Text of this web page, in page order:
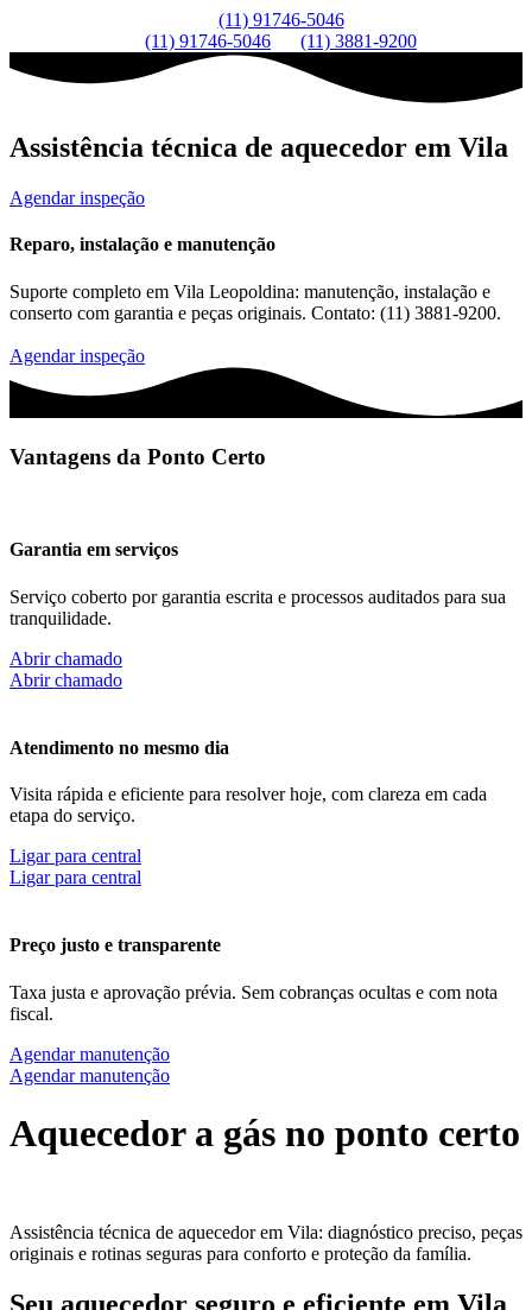
(11) 91746-5046
(11) 91746-5046
(11) 3881-9200
Assistência técnica de aquecedor em Vila
Agendar inspeção
Reparo, instalação e manutenção
Suporte completo em Vila Leopoldina: manutenção, instalação e
conserto com garantia e peças originais. Contato: (11) 3881-9200.
Agendar inspeção
Vantagens da Ponto Certo
Garantia em serviços
Serviço coberto por garantia escrita e processos auditados para sua
tranquilidade.
Abrir chamado
Abrir chamado
Atendimento no mesmo dia
Visita rápida e eficiente para resolver hoje, com clareza em cada
etapa do serviço.
Ligar para central
Ligar para central
Preço justo e transparente
Taxa justa e aprovação prévia. Sem cobranças ocultas e com nota
fiscal.
Agendar manutenção
Agendar manutenção
Aquecedor a gás no ponto certo
Assistência técnica de aquecedor em Vila: diagnóstico preciso, peças
originais e rotinas seguras para conforto e proteção da família.
Seu aquecedor seguro e eficiente em Vila